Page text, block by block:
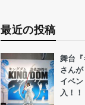
最近の投稿
舞台
さん
イベ
入！！